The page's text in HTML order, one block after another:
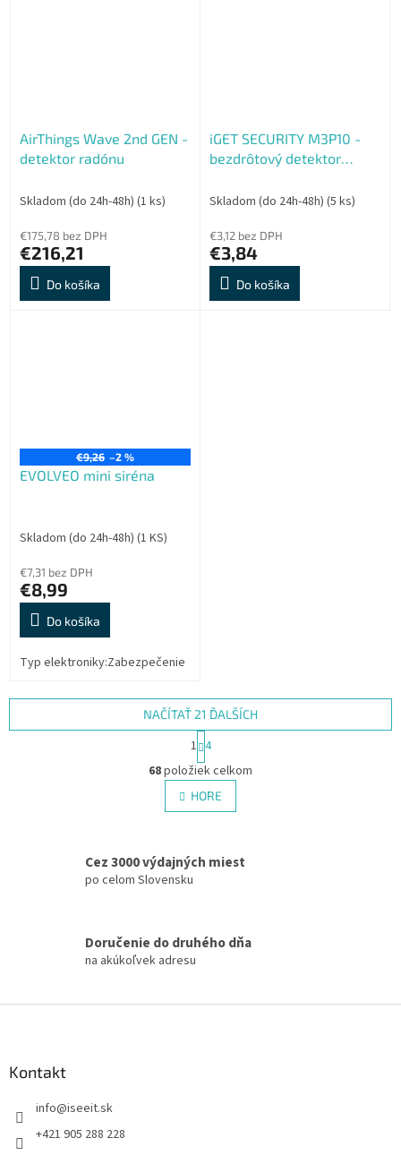
AirThings Wave 2nd GEN -
detektor radónu
Skladom (do 24h-48h) (1 ks)
€175,78 bez DPH
€216,21
Do košíka
iGET SECURITY M3P10 -
bezdrôtový detektor
pod.) pre alarmy M3 a M4
Skladom (do 24h-48h) (5 ks)
€3,12 bez DPH
€3,84
Do košíka
€9,26 –2 %
EVOLVEO mini siréna
Skladom (do 24h-48h) (1 KS)
€7,31 bez DPH
€8,99
Do košíka
Typ elektroniky:Zabezpečenie
O
v
l
á
c
r
v
v
NAČÍTAŤ 21 ĎALŠÍCH
S
t
r
á
n
k
a
1 4
68položiek celkom
HORE
Cez 3000 výdajných miest
po celom Slovensku
Doručenie do druhého dňa
na akúkoľvek adresu
Kontakt
info@iseeit.sk
+421 905 288 228